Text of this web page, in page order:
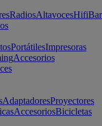
RadiosAltavocesHifi
PortátilesImpresoras
Accesorios
AdaptadoresProyectores
AccesoriosBicicletas